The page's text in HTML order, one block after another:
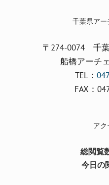
千葉県アー
〒274-0074 千
船橋アーチ
TEL：
FAX：
アク
総閲覧
今日の